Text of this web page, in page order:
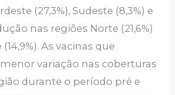
(27,3%), Sudeste (8,3%) e
nas regiões Norte (21,6%)
As vacinas que
variação nas coberturas
durante o período pré e